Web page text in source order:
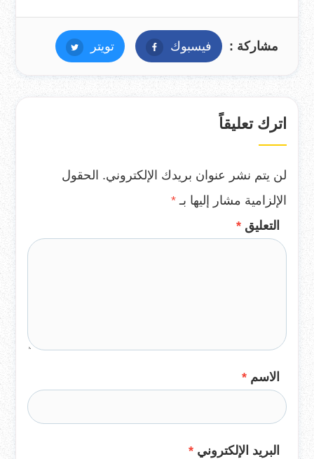
مشاركة : فيسبوك فيسبوكتويتر تويتر
اترك تعليقاً
لن يتم نشر عنوان بريدك الإلكتروني. الحقول
الإلزامية مشار إليها بـ *
التعليق *
الاسم *
البريد الإلكتروني *